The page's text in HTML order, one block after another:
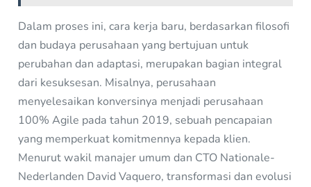
Dalam proses ini, cara kerja baru, berdasarkan filosofi
dan budaya perusahaan yang bertujuan untuk
perubahan dan adaptasi, merupakan bagian integral
dari kesuksesan. Misalnya, perusahaan
menyelesaikan konversinya menjadi perusahaan
100% Agile pada tahun 2019, sebuah pencapaian
yang memperkuat komitmennya kepada klien.
Menurut wakil manajer umum dan CTO Nationale-
Nederlanden David Vaquero, transformasi dan evolusi